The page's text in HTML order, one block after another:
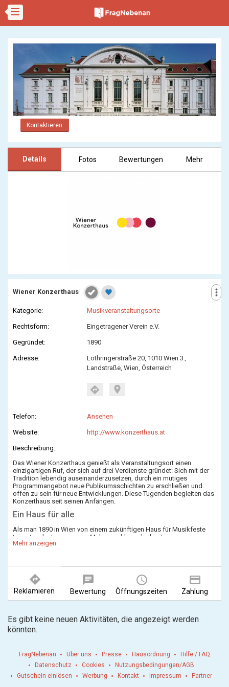
Kontaktieren
Details Fotos Bewertungen Mehr
more_vert
Wiener Konzerthaus favorite
Kategorie: Musikveranstaltungsorte
Rechtsform: Eingetragener Verein e.V.
Gegründet: 1890
Adresse:
Lothringerstraße 20, 1010 Wien 3.,
Landstraße, Wien, Österreich
directions location_on
Telefon: Ansehen
Website: http://www.konzerthaus.at
Beschreibung:
Das Wiener Konzerthaus genießt als Veranstaltungsort einen
einzigartigen Ruf, der sich auf drei Verdienste gründet: Sich mit der
Tradition lebendig auseinanderzusetzen, durch ein mutiges
Programmangebot neue Publikumsschichten zu erschließen und
offen zu sein für neue Entwicklungen. Diese Tugenden begleiten das
Konzerthaus seit seinen Anfängen.
Ein Haus für alle
Als man 1890 in Wien von einem zukünftigen Haus für Musikfeste
träumte, plante man einen Mehrzweckbau, der breite
Bevölkerungsschichten ansprechen sollte – im Unterschied zum
»Olympion« sollte Räume für Konzerte, Eislaufverein und Bicycleclub
enthalten und in einer Freiluft-Arena insgesamt 40.000 Menschen
Platz bieten. Der Plan zerschlug sich, sein Anliegen aber lebte fort,
denn das Konzerthaus, dessen Bau im Dezember 1911 begann,
Mozart-Saal und Schubert-Saal) gleichzeitig bespielt werden
können, ohne dass die Veranstaltungen einander stören.
Mehr anzeigen
directions
Reklamieren
chat
Bewertung
query_builder
Öffnungszeiten
payment
Zahlung
Es gibt keine neuen Aktivitäten, die angezeigt werden
könnten.
FragNebenan Über uns Presse Hausordnung
Hilfe / FAQ
Datenschutz
Cookies
Nutzungsbedingungen/AGB
Gutschein einlösen
Werbung Kontakt Impressum Partner